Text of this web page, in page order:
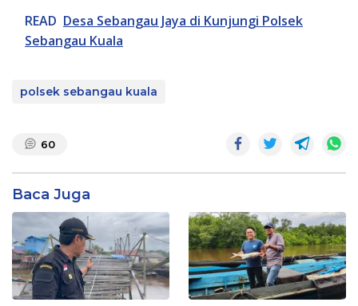
READ Desa Sebangau Jaya di Kunjungi Polsek
Sebangau Kuala
polsek sebangau kuala
60
Baca Juga